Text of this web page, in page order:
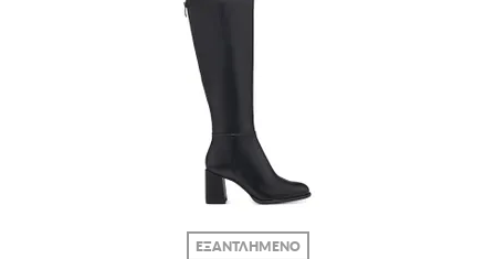
ΕΞΑΝΤΛΗΜΕΝΟ